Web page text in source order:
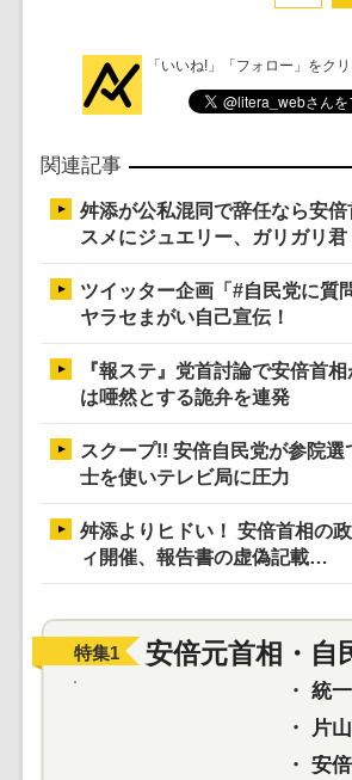
「いいね!」「フォロー」をク
関連記事
舛添が公私混同で辞任なら安
スメにジュエリー、ガリガリ君
ツイッター企画「#自民党に質
ヤラセまがい自己宣伝！
『報ステ』党首討論で安倍首
は唖然とする詭弁を連発
スクープ!! 安倍自民党が参院
士を使いテレビ局に圧力
舛添よりヒドい！ 安倍首相の
ィ開催、報告書の虚偽記載…
特集1 安倍元首相・自
・ 統一教
・
片山
・ 安倍